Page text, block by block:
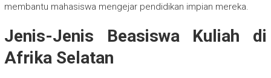
membantu mahasiswa mengejar pendidikan impian mereka.
Jenis-Jenis Beasiswa Kuliah di
Afrika Selatan